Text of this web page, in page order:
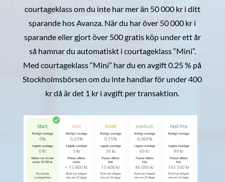
courtageklass om du inte har mer än 50 000 kr i ditt
sparande hos Avanza. När du har över 50 000 kr i
sparande eller gjort över 500 gratis köp under ett år
så hamnar du automatiskt i courtageklass “Mini”.
Med courtageklass “Mini” har du en avgift 0.25 % på
Stockholmsbörsen om du inte handlar för under 400
kr då är det 1 kr i avgift per transaktion.